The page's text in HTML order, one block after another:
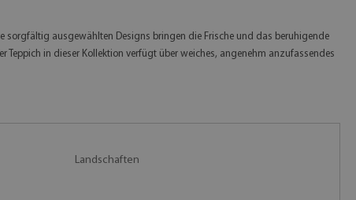
sorgfältig ausgewählten Designs bringen die Frische und das beruhigende
Teppich in dieser Kollektion verfügt über weiches, angenehm anzufassendes
Landschaften